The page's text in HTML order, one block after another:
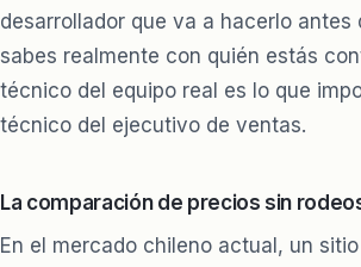
desarrollador que va a hacerlo antes
sabes realmente con quién estás
técnico del equipo real es lo que
técnico del ejecutivo de ventas.
La comparación de precios sin
En el mercado chileno actual, un